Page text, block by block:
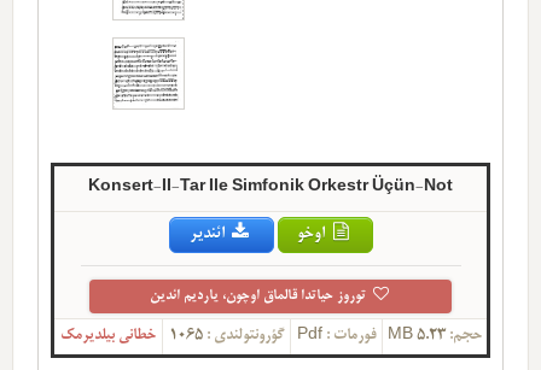
Konsert-II-Tar Ile Simfonik Orkestr Üçün-Not
اوخو ائندیر
توروز حیاتدا قالماق اوچون، یاردیم ائدین
حجم: 5.23 MB فورمات :Pdf گؤرونتولندی :1065 خطانی بیلدیرمک